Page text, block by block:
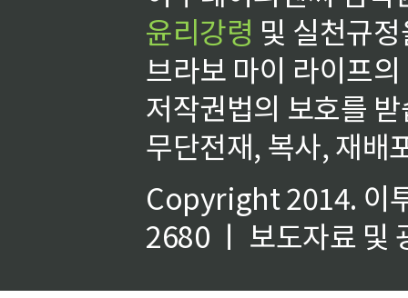
윤리강령 및 실천규
브라보 마이 라이프
저작권법의 보호를
무단전재, 복사, 재배
Copyright 2014. 이
2680 ㅣ 보도자료